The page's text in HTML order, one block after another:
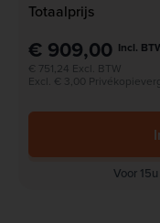
Totaalprijs
€ 909,00 Incl.
€ 751,24 Excl. BTW
Excl. € 3,00
Voor